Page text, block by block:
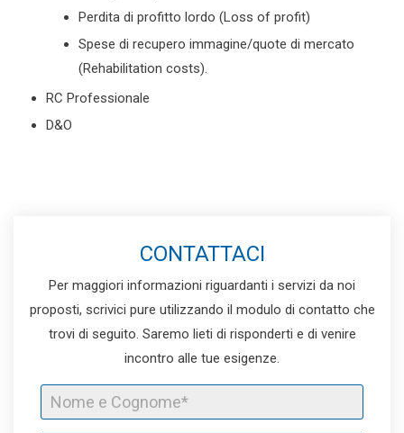
Perdita di profitto lordo (Loss of profit)
Spese di recupero immagine/quote di mercato
(Rehabilitation costs).
RC Professionale
D&O
CONTATTACI
Per maggiori informazioni riguardanti i servizi da noi
proposti, scrivici pure utilizzando il modulo di contatto che
trovi di seguito. Saremo lieti di risponderti e di venire
incontro alle tue esigenze.